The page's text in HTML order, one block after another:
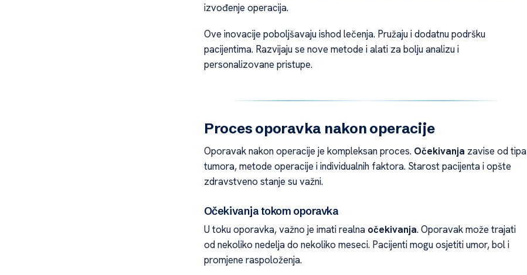
izvođenje operacija.
Ove inovacije poboljšavaju ishod lečenja. Pružaju i dodatnu podršku
pacijentima. Razvijaju se nove metode i alati za bolju analizu i
personalizovane pristupe.
Proces oporavka nakon operacije
Oporavak nakon operacije je kompleksan proces. Očekivanja zavise od tipa
tumora, metode operacije i individualnih faktora. Starost pacijenta i opšte
zdravstveno stanje su važni.
Očekivanja tokom oporavka
U toku oporavka, važno je imati realna očekivanja. Oporavak može trajati
od nekoliko nedelja do nekoliko meseci. Pacijenti mogu osjetiti umor, bol i
promjene raspoloženja.